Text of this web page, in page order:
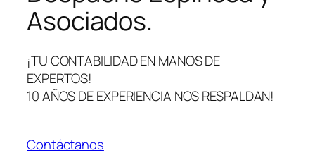
Asociados.
¡TU CONTABILIDAD EN MANOS DE
EXPERTOS!
10 AÑOS DE EXPERIENCIA NOS RESPALDAN!
Contáctanos